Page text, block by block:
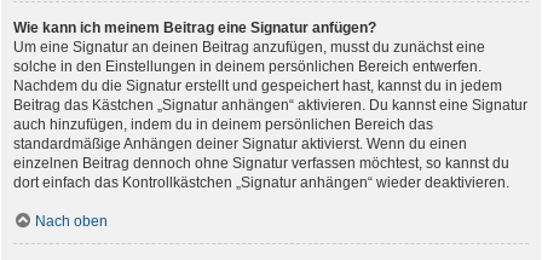
Wie kann ich meinem Beitrag eine Signatur anfügen?
Um eine Signatur an deinen Beitrag anzufügen, musst du zunächst eine
solche in den Einstellungen in deinem persönlichen Bereich entwerfen.
Nachdem du die Signatur erstellt und gespeichert hast, kannst du in jedem
Beitrag das Kästchen „Signatur anhängen“ aktivieren. Du kannst eine Signatur
auch hinzufügen, indem du in deinem persönlichen Bereich das
standardmäßige Anhängen deiner Signatur aktivierst. Wenn du einen
einzelnen Beitrag dennoch ohne Signatur verfassen möchtest, so kannst du
dort einfach das Kontrollkästchen „Signatur anhängen“ wieder deaktivieren.
Nach oben